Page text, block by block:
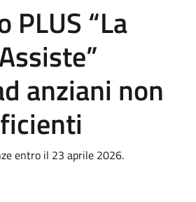
PLUS “La
anziani non
entro il 23 aprile 2026.